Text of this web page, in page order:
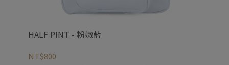
HALF PINT - 粉嫩藍
NT$800